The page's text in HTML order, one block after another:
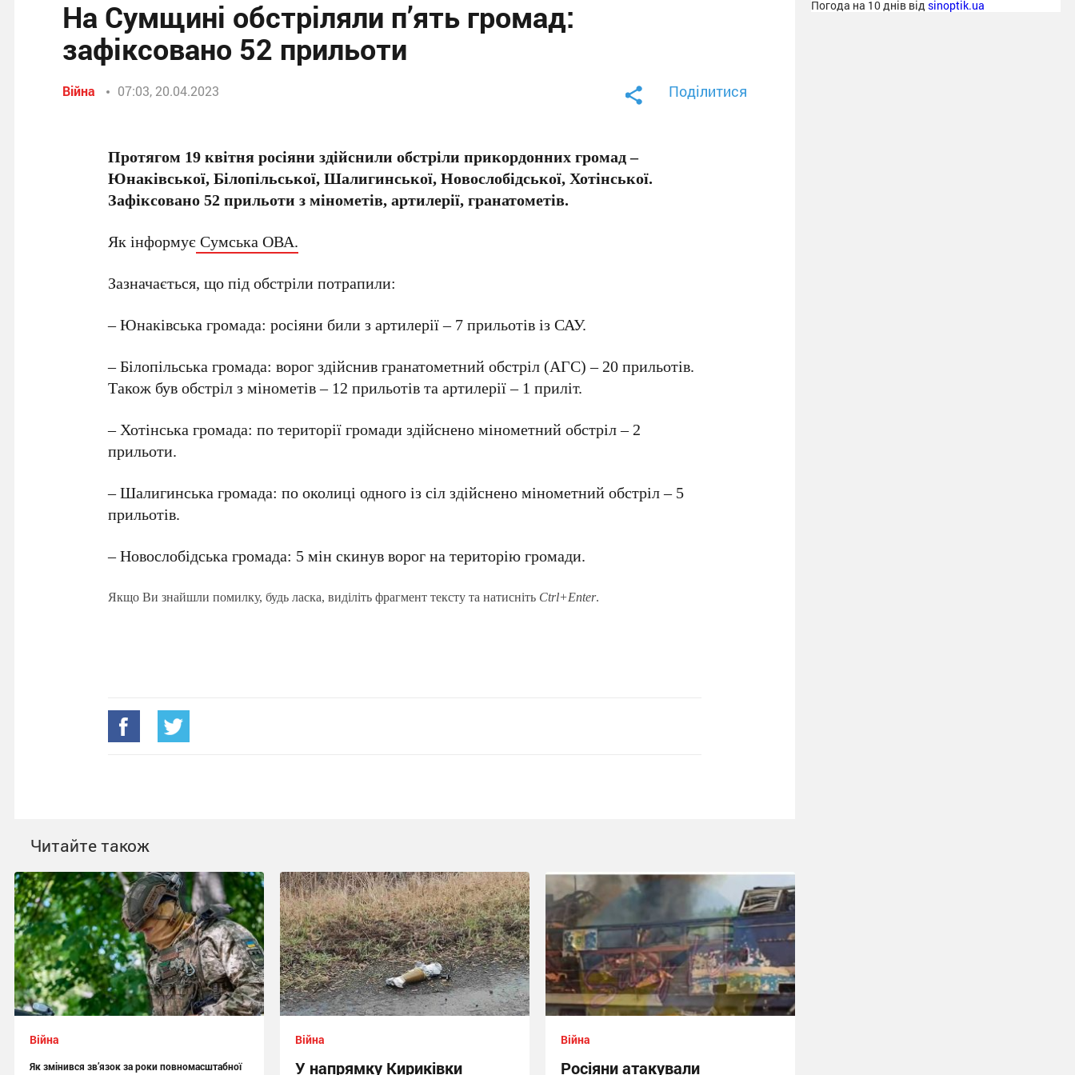
На Сумщині обстріляли п’ять громад:
зафіксовано 52 прильоти
Війна 07:03, 20.04.2023 Поділитися
Протягом 19 квітня росіяни здійснили обстріли прикордонних громад –
Юнаківської, Білопільської, Шалигинської, Новослобідської, Хотінської.
Зафіксовано 52 прильоти з мінометів, артилерії, гранатометів.
Як інформує Сумська ОВА.
Зазначається, що під обстріли потрапили:
– Юнаківська громада: росіяни били з артилерії – 7 прильотів із САУ.
– Білопільська громада: ворог здійснив гранатометний обстріл (АГС) – 20 прильотів.
Також був обстріл з мінометів – 12 прильотів та артилерії – 1 приліт.
– Хотінська громада: по території громади здійснено мінометний обстріл – 2
прильоти.
– Шалигинська громада: по околиці одного із сіл здійснено мінометний обстріл – 5
прильотів.
– Новослобідська громада: 5 мін скинув ворог на територію громади.
Якщо Ви знайшли помилку, будь ласка, виділіть фрагмент тексту та натисніть Ctrl+Enter.
Читайте також
Війна
Як змінився зв’язок за роки повномасштабної
Війна
У напрямку Кириківки
Війна
Росіяни атакували
Погода на 10 днів від sinoptik.ua